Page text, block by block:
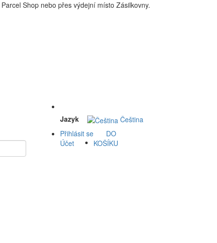
doprava zdarma. Nakupdomu.cz
Shop nebo přes výdejní místo Zásilkovny.
Jazyk
Čeština
Přihlásit se
Účet
DO
KOŠÍKU